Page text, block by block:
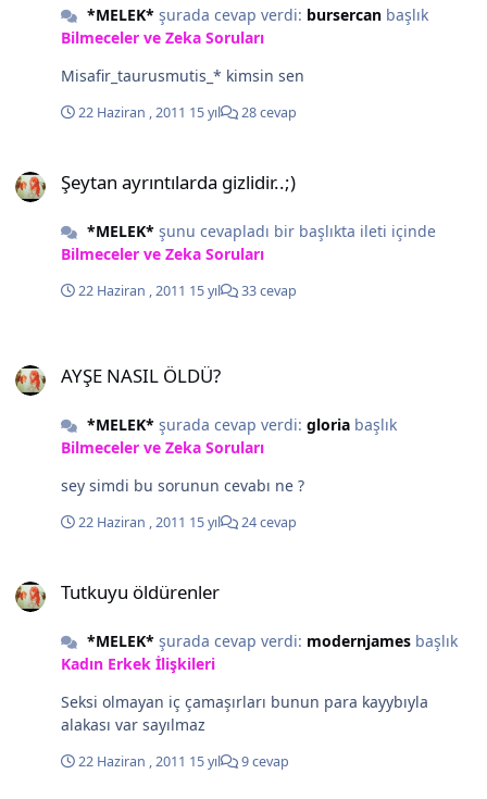
*MELEK*şurada cevap verdi: bursercanbaşlık
Bilmeceler ve Zeka Soruları
Misafir_taurusmutis_* kimsin sen
22 Haziran , 2011 15 yıl 28 cevap
Şeytan ayrıntılarda gizlidir..;)
*MELEK*şunu cevapladı bir başlıkta ileti içinde
Bilmeceler ve Zeka Soruları
22 Haziran , 2011 15 yıl 33 cevap
AYŞE NASIL ÖLDÜ?
*MELEK*şurada cevap verdi: gloriabaşlık
Bilmeceler ve Zeka Soruları
sey simdi bu sorunun cevabı ne ?
22 Haziran , 2011 15 yıl 24 cevap
Tutkuyu öldürenler
*MELEK*şurada cevap verdi: modernjamesbaşlık
Kadın Erkek İlişkileri
Seksi olmayan iç çamaşırları bunun para kayybıyla
alakası var sayılmaz
22 Haziran , 2011 15 yıl 9 cevap